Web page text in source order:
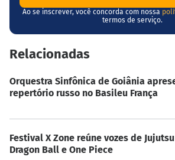
Ao se inscrever, você concorda com nossa
termos de serviço.
Relacionadas
Orquestra Sinfônica de Goiânia
repertório russo no Basileu França
Festival X Zone reúne vozes de
Dragon Ball e One Piece